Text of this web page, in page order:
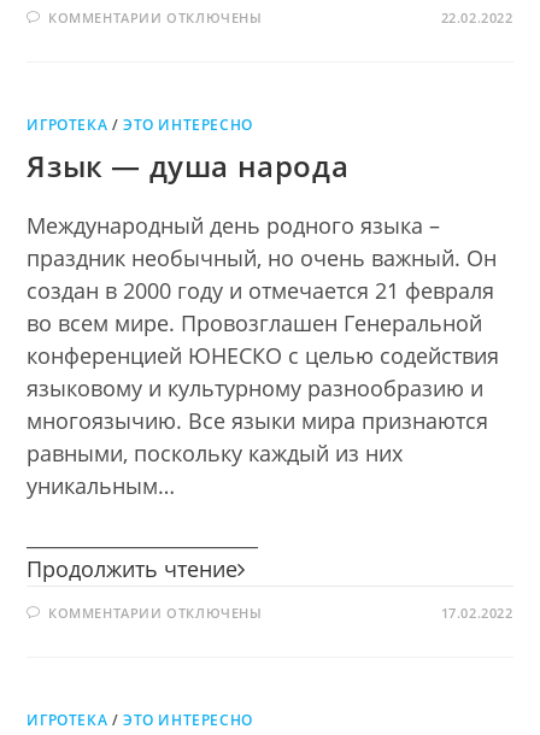
на
КОММЕНТАРИИ К
ОТКЛЮЧЕНЫ 22.02.2022
ИГРОТЕКА /ЭТО ИНТЕРЕСНО
Язык — душа народа
Международный день родного языка –
праздник необычный, но очень важный. Он
создан в 2000 году и отмечается 21 февраля
во всем мире. Провозглашен Генеральной
конференцией ЮНЕСКО с целью содействия
языковому и культурному разнообразию и
многоязычию. Все языки мира признаются
равными, поскольку каждый из них
уникальным…
Продолжить чтение Язык
душа
КОММЕНТАРИИ К
ОТКЛЮЧЕНЫ 17.02.2022
ИГРОТЕКА /ЭТО ИНТЕРЕСНО